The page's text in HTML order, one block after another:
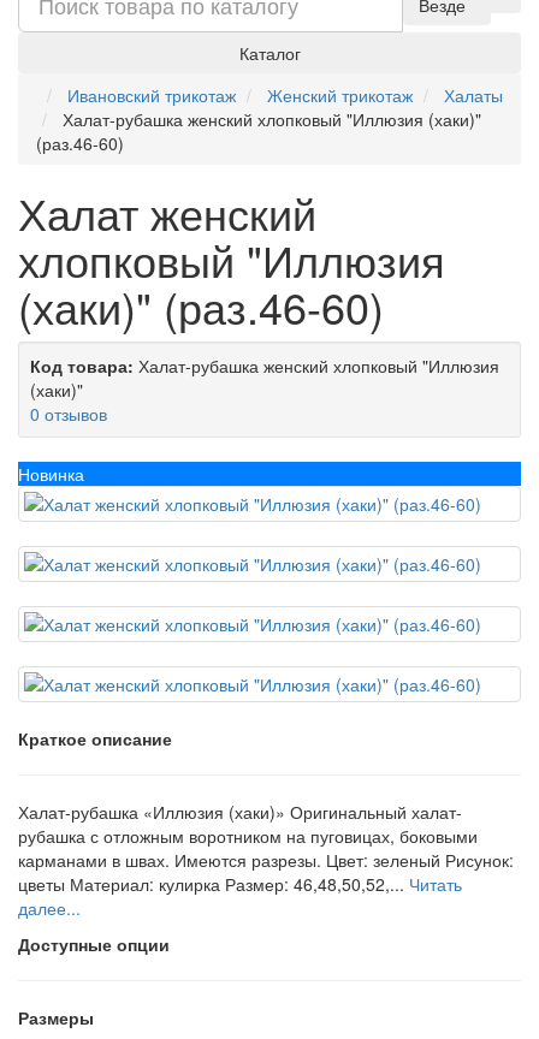
Везде
Каталог
Ивановский трикотаж
Женский трикотаж
Халаты
Халат-рубашка женский хлопковый "Иллюзия (хаки)"
(раз.46-60)
Халат женский
хлопковый "Иллюзия
(хаки)" (раз.46-60)
Код товара: Халат-рубашка женский хлопковый "Иллюзия
(хаки)"
0 отзывов
Новинка
Краткое описание
Халат-рубашка «Иллюзия (хаки)» Оригинальный халат-
рубашка с отложным воротником на пуговицах, боковыми
карманами в швах. Имеются разрезы. Цвет: зеленый Рисунок:
цветы Материал: кулирка Размер: 46,48,50,52,... Читать
далее...
Доступные опции
Размеры